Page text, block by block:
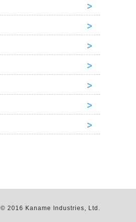
© 2016 Kaname Industries, Ltd.